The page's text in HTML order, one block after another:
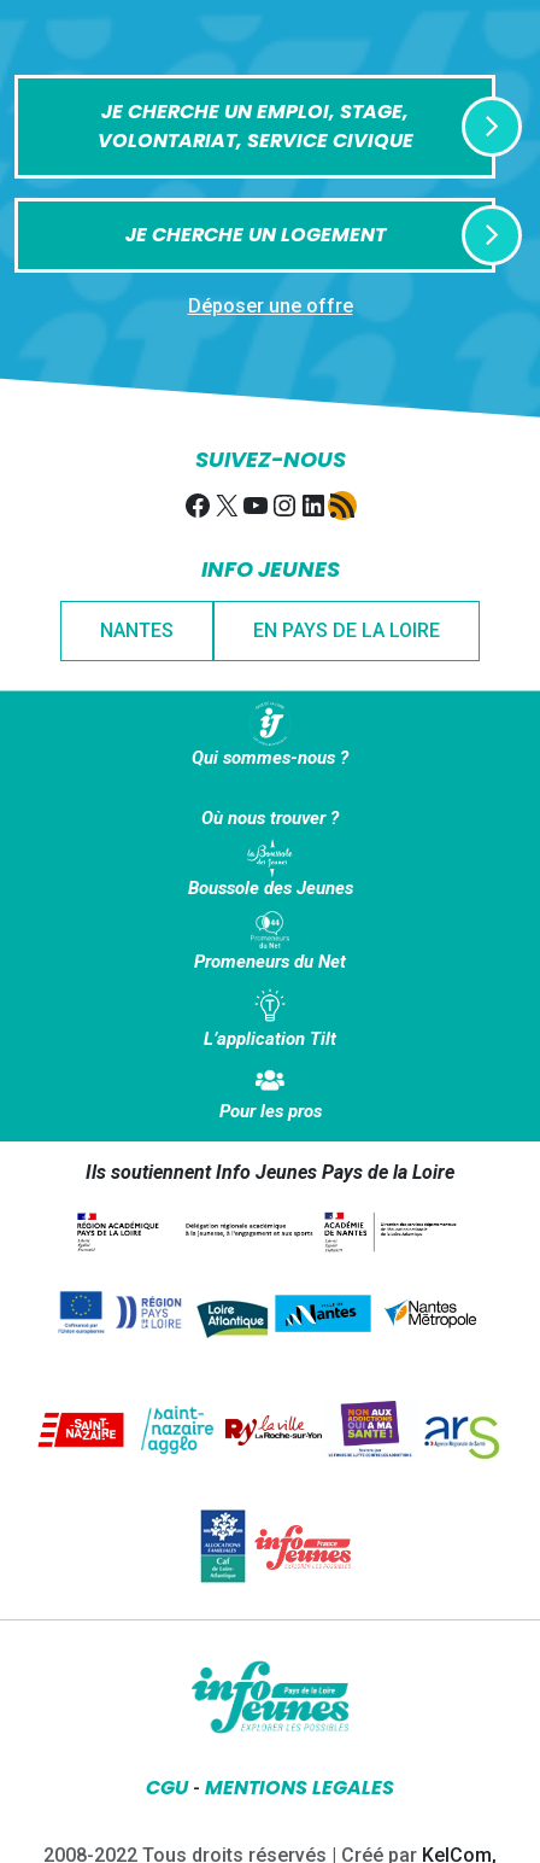
JE CHERCHE UN EMPLOI, STAGE,
VOLONTARIAT, SERVICE CIVIQUE
JE CHERCHE UN LOGEMENT
Déposer une offre
SUIVEZ-NOUS
Facebook
X YouTube
Instagram
LinkedIn
Flux RSS
INFO JEUNES
NANTES EN PAYS DE LA LOIRE
Qui sommes-nous ?
Où nous trouver ?
Boussole des Jeunes
Promeneurs du Net
L’application Tilt
Pour les pros
Ils soutiennent Info Jeunes Pays de la Loire
CGU- MENTIONS LEGALES
2008-2022 Tous droits réservés | Créé par KelCom,